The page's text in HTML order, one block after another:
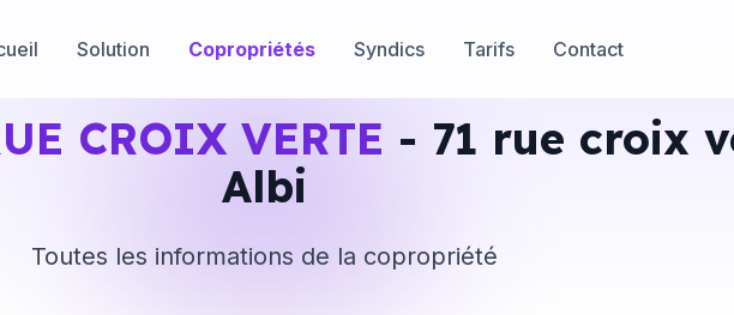
Solution Copropriétés Syndics Tarifs Contact
CROIX VERTE - 71 rue croix
Albi
Toutes les informations de la copropriété